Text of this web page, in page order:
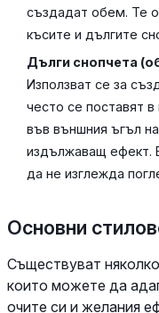
създадат обем. Те
късите и дългите
Дълги снопчета
Използват се за
често се поставят
във външния ъгъл
издължаващ ефект.
да не изглежда
Основни
Съществуват
които можете да
очите си и желания